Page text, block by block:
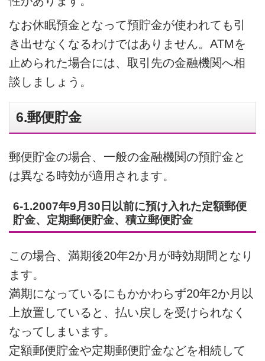
なお休眠預金となって預貯金が使われても引
き出せなくなるわけではありません。ATMを
止められた場合には、取引先の金融機関へ相
談しましょう。
6.郵便貯金
郵便貯金の場合、一般の金融機関の預貯金と
は異なる時効が適用されます。
6-1.2007年9月30日以前に預け入れた定額郵便
貯金、定期郵便貯金、積立郵便貯金
この場合、満期後20年2か月が時効期間となり
ます。
満期になっているにもかかわらず20年2か月以
上放置していると、払い戻しを受けられなく
なってしまいます。
定額郵便貯金や定期郵便貯金などを相続して